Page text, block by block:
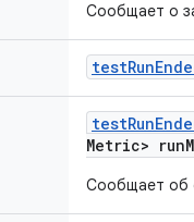
Сообщает о
testRun
testRun
Metric> run
Сообщает об